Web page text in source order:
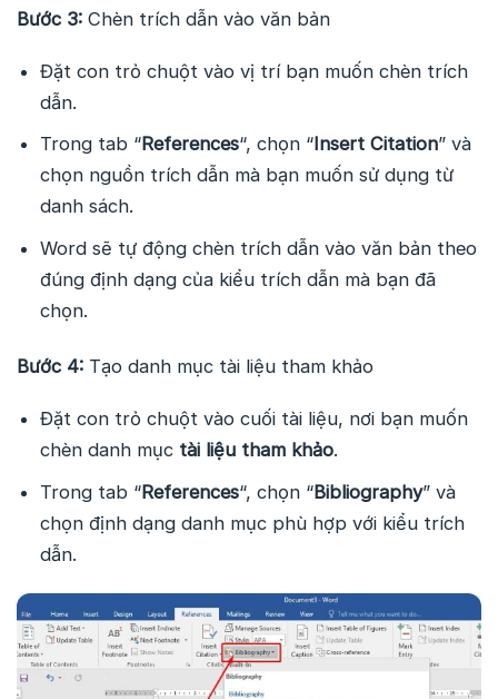
Bước 3: Chèn trích dẫn vào văn bản
Đặt con trỏ chuột vào vị trí bạn muốn chèn trích
dẫn.
Trong tab “References“, chọn “Insert Citation” và
chọn nguồn trích dẫn mà bạn muốn sử dụng từ
danh sách.
Word sẽ tự động chèn trích dẫn vào văn bản theo
đúng định dạng của kiểu trích dẫn mà bạn đã
chọn.
Bước 4: Tạo danh mục tài liệu tham khảo
Đặt con trỏ chuột vào cuối tài liệu, nơi bạn muốn
chèn danh mục tài liệu tham khảo.
Trong tab “References“, chọn “Bibliography” và
chọn định dạng danh mục phù hợp với kiểu trích
dẫn.